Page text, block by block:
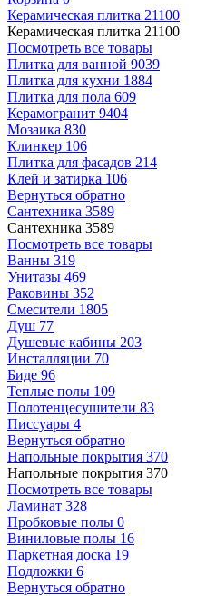
Керамическая плитка 21100
Керамическая плитка 21100
Посмотреть все товары
Плитка для ванной 9039
Плитка для кухни 1884
Плитка для пола 609
Керамогранит 9404
Мозаика 830
Клинкер 106
Плитка для фасадов 214
Клей и затирка 106
Вернуться обратно
Сантехника 3589
Сантехника 3589
Посмотреть все товары
Ванны 319
Унитазы 469
Раковины 352
Смесители 1805
Душ 77
Душевые кабины 203
Инсталляции 70
Биде 96
Теплые полы 109
Полотенцесушители 83
Писсуары 4
Вернуться обратно
Напольные покрытия 370
Напольные покрытия 370
Посмотреть все товары
Ламинат 328
Пробковые полы 0
Виниловые полы 16
Паркетная доска 19
Подложки 6
Вернуться обратно